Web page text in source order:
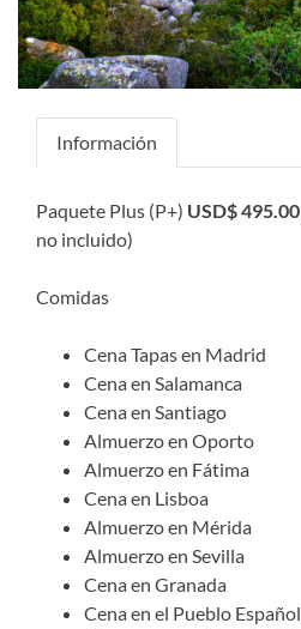
Información
Paquete Plus (P+) USD$ 495.00
no incluido)
Comidas
Cena Tapas en Madrid
Cena en Salamanca
Cena en Santiago
Almuerzo en Oporto
Almuerzo en Fátima
Cena en Lisboa
Almuerzo en Mérida
Almuerzo en Sevilla
Cena en Granada
Cena en el Pueblo Español